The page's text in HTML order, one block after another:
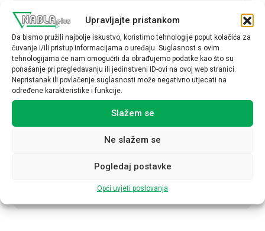
Upravljajte pristankom
Da bismo pružili najbolje iskustvo, koristimo tehnologije poput kolačića za
čuvanje i/ili pristup informacijama o uređaju. Suglasnost s ovim
tehnologijama će nam omogućiti da obrađujemo podatke kao što su
ponašanje pri pregledavanju ili jedinstveni ID-ovi na ovoj web stranici.
Nepristanak ili povlačenje suglasnosti može negativno utjecati na
određene karakteristike i funkcije.
Slažem se
Ne slažem se
Pogledaj postavke
Opći uvjeti poslovanja
Ulazni napon (V)
DC 110-250 V
Podesivi izlazni napon
Da
Izlazni napon (V DC)